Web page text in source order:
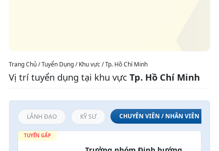
Trang Chủ / Tuyển Dụng / Khu vực / Tp. Hồ Chí Minh
Vị trí tuyển dụng tại khu vực Tp. Hồ Chí Minh
LÃNH ĐẠO KỸ SƯ CHUYÊN VIÊN / NHÂN VIÊN
TUYỂN GẤP